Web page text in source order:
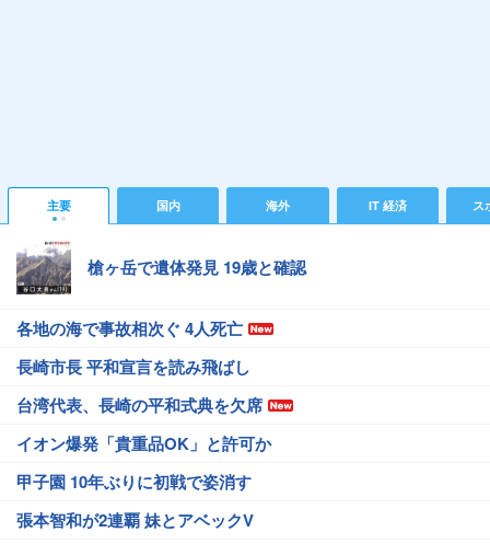
主要 国内 海外 IT 経済 ス
槍ヶ岳で遺体発見 19歳と確認
各地の海で事故相次ぐ 4人死亡
長崎市長 平和宣言を読み飛ばし
台湾代表、長崎の平和式典を欠席
イオン爆発「貴重品OK」と許可か
甲子園 10年ぶりに初戦で姿消す
張本智和が2連覇 妹とアベックV